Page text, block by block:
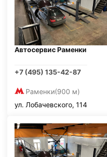
Автосервис Раменки
+7 (495) 135-42-87
Раменки(900 м)
ул. Лобачевского, 114